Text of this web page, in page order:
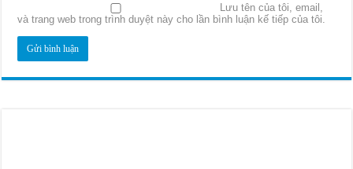
Lưu tên của tôi, email,
và trang web trong trình duyệt này cho lần bình luận kế tiếp của tôi.